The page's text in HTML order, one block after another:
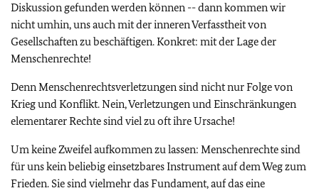
Diskussion gefunden werden können -- dann kommen wir
nicht umhin, uns auch mit der inneren Verfasstheit von
Gesellschaften zu beschäftigen. Konkret: mit der Lage der
Menschenrechte!
Denn Menschenrechtsverletzungen sind nicht nur Folge von
Krieg und Konflikt. Nein, Verletzungen und Einschränkungen
elementarer Rechte sind viel zu oft ihre Ursache!
Um keine Zweifel aufkommen zu lassen: Menschenrechte sind
für uns kein beliebig einsetzbares Instrument auf dem Weg zum
Frieden. Sie sind vielmehr das Fundament, auf das eine